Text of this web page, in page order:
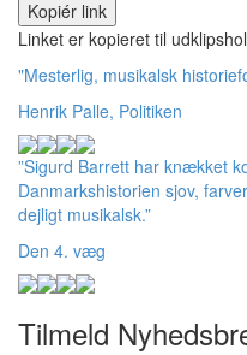
Kopiér link
Linket er kopieret til
"Mesterlig, musikalsk
Henrik Palle, Politiken
”Sigurd Barrett har knækket
Danmarkshistorien sjov,
dejligt musikalsk.”
Den 4. væg
Tilmeld